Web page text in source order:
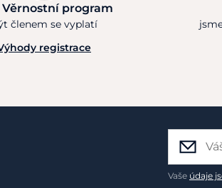
Věrnostní program
členem se vyplatí
registrace
Vaše údaje